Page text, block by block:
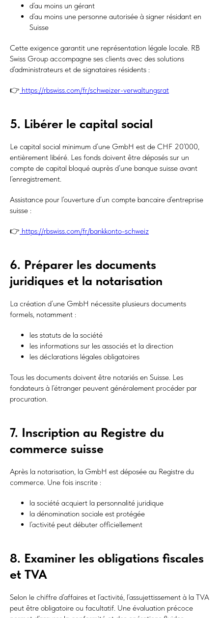
d’au moins un gérant
d’au moins une personne autorisée à signer résidant en
Suisse
Cette exigence garantit une représentation légale locale. RB
Swiss Group accompagne ses clients avec des solutions
d’administrateurs et de signataires résidents :
👉 https://rbswiss.com/fr/schweizer-verwaltungsrat
5. Libérer le capital social
Le capital social minimum d’une GmbH est de CHF 20’000,
entièrement libéré. Les fonds doivent être déposés sur un
compte de capital bloqué auprès d’une banque suisse avant
l’enregistrement.
Assistance pour l’ouverture d’un compte bancaire d’entreprise
suisse :
👉 https://rbswiss.com/fr/bankkonto-schweiz
6. Préparer les documents
juridiques et la notarisation
La création d’une GmbH nécessite plusieurs documents
formels, notamment :
les statuts de la société
les informations sur les associés et la direction
les déclarations légales obligatoires
Tous les documents doivent être notariés en Suisse. Les
fondateurs à l’étranger peuvent généralement procéder par
procuration.
7. Inscription au Registre du
commerce suisse
Après la notarisation, la GmbH est déposée au Registre du
commerce. Une fois inscrite :
la société acquiert la personnalité juridique
la dénomination sociale est protégée
l’activité peut débuter officiellement
8. Examiner les obligations fiscales
et TVA
Selon le chiffre d’affaires et l’activité, l’assujettissement à la TVA
peut être obligatoire ou facultatif. Une évaluation précoce